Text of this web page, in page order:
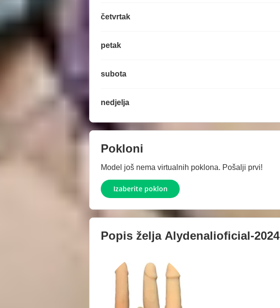
četvrtak
petak
subota
nedjelja
Pokloni
Model još nema virtualnih poklona. Pošalji prvi!
Izaberite poklon
Popis želja Alydenalioficial-2024